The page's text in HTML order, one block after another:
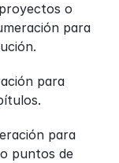
o
para
para
para
puntos de